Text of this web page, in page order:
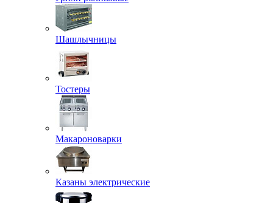
Шашлычницы
Тостеры
Макароноварки
Казаны электрические